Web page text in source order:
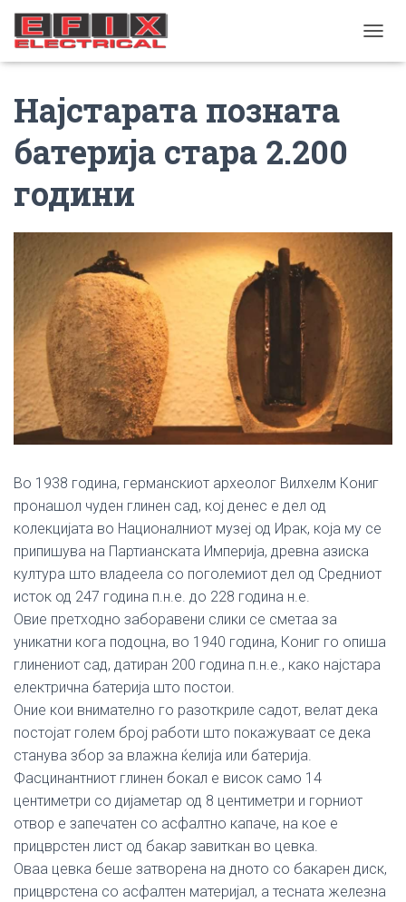
Најстарата позната
батерија стара 2.200
години
Во 1938 година, германскиот археолог Вилхелм Кониг
пронашол чуден глинен сад, кој денес е дел од
колекцијата во Националниот музеј од Ирак, која му се
припишува на Партианската Империја, древна азиска
култура што владеела со поголемиот дел од Средниот
исток од 247 година п.н.е. до 228 година н.е.
Овие претходно заборавени слики се сметаа за
уникатни кога подоцна, во 1940 година, Кониг го опиша
глинениот сад, датиран 200 година п.н.е., како најстара
електрична батерија што постои.
Оние кои внимателно го разоткриле садот, велат дека
постојат голем број работи што покажуваат се дека
станува збор за влажна ќелија или батерија.
Фасцинантниот глинен бокал е висок само 14
центиметри со дијаметар од 8 центиметри и горниот
отвор е запечатен со асфалтно капаче, на кое е
прицврстен лист од бакар завиткан во цевка.
Оваа цевка беше затворена на дното со бакарен диск,
прицврстена со асфалтен материјал, а тесната железна